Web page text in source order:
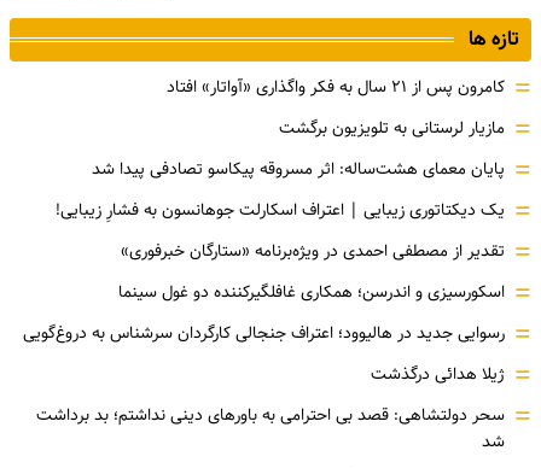
تازه ها
= کامرون پس از ۲۱ سال به فکر واگذاری «آواتار» افتاد
= مازیار لرستانی به تلویزیون برگشت
= پایان معمای هشت‌ساله: اثر مسروقه پیکاسو تصادفی پیدا شد
= یک دیکتاتوری زیبایی | اعتراف اسکارلت جوهانسون به فشارِ زیبایی!
= تقدیر از مصطفی احمدی در ویژه‌برنامه «ستارگان خبرفوری»
= اسکورسیزی و اندرسن؛ همکاری غافلگیرکننده دو غول سینما
= رسوایی جدید در هالیوود؛ اعتراف جنجالی کارگردان سرشناس به دروغ‌گویی
= ژیلا هدائی درگذشت
= سحر دولتشاهی: قصد بی احترامی به باورهای دینی نداشتم؛ بد برداشت
شد